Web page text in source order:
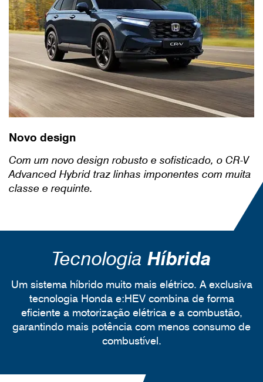
Novo design
Com um novo design robusto e sofisticado, o CR-V
Advanced Hybrid traz linhas imponentes com muita
classe e requinte.
Tecnologia Híbrida
Um sistema híbrido muito mais elétrico. A exclusiva
tecnologia Honda e:HEV combina de forma
eficiente a motorização elétrica e a combustão,
garantindo mais potência com menos consumo de
combustível.